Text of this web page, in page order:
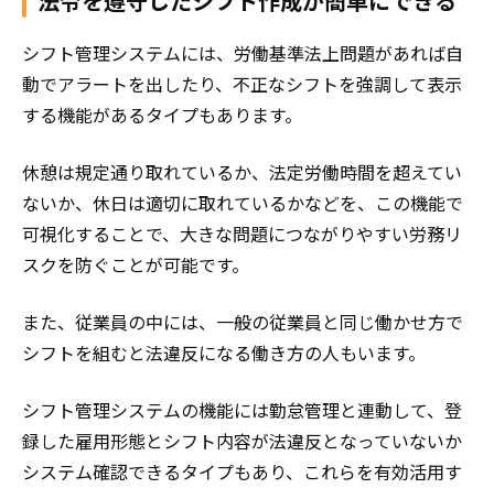
シフト管理システムには、労働基準法上問題があれば自
動でアラートを出したり、不正なシフトを強調して表示
する機能があるタイプもあります。
休憩は規定通り取れているか、法定労働時間を超えてい
ないか、休日は適切に取れているかなどを、この機能で
可視化することで、大きな問題につながりやすい労務リ
スクを防ぐことが可能です。
また、従業員の中には、一般の従業員と同じ働かせ方で
シフトを組むと法違反になる働き方の人もいます。
シフト管理システムの機能には勤怠管理と連動して、登
録した雇用形態とシフト内容が法違反となっていないか
システム確認できるタイプもあり、これらを有効活用す